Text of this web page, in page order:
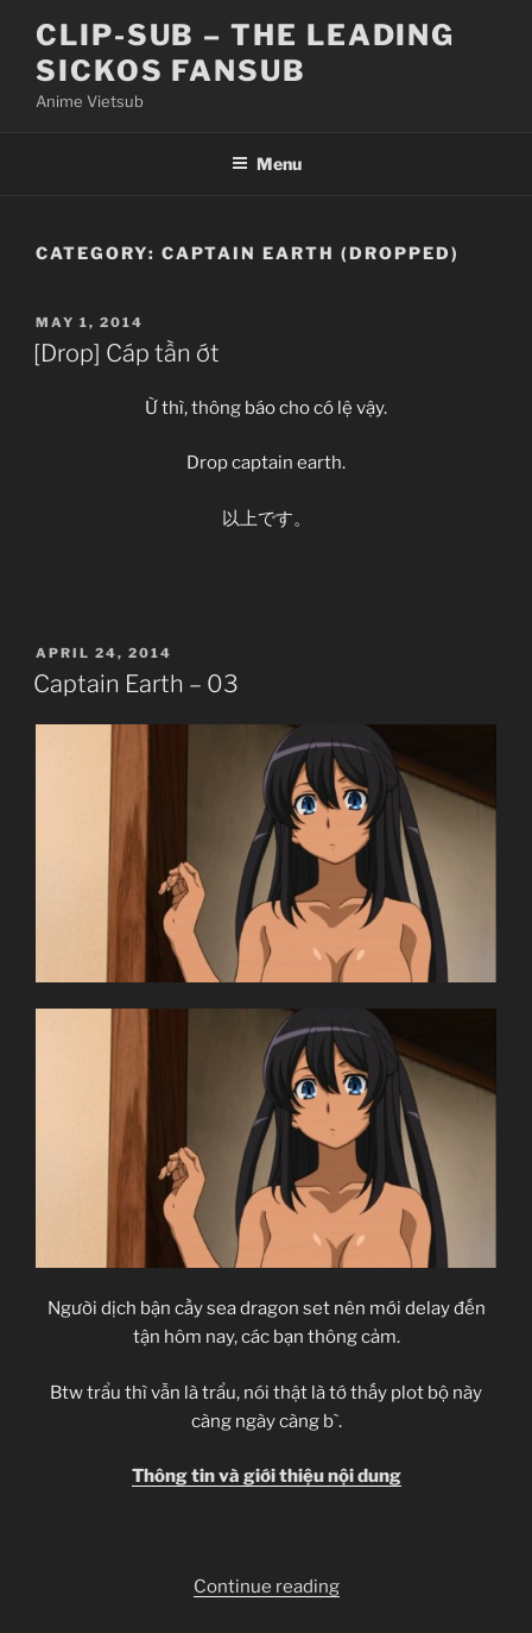
content
CLIP-SUB – THE LEADING
SICKOS FANSUB
Anime Vietsub
Menu
CATEGORY: CAPTAIN EARTH (DROPPED)
POSTED
ON
MAY 1, 2014
[Drop] Cáp tần ớt
Ừ thì, thông báo cho có lệ vậy.
Drop captain earth.
以上です。
POSTED
ON
APRIL 24, 2014
Captain Earth – 03
Người dịch bận cầy sea dragon set nên mới delay đến
tận hôm nay, các bạn thông cảm.
Btw trẩu thì vẫn là trẩu, nói thật là tớ thấy plot bộ này
càng ngày càng b`.
Thông tin và giới thiệu nội dung
Continue reading“Captain